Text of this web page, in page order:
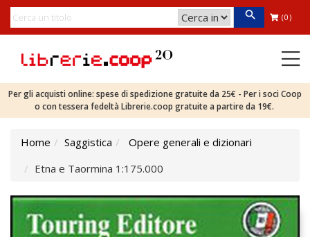
(0)
Per gli acquisti online: spese di spedizione gratuite da 25€ - Per i soci Coop
o con tessera fedeltà Librerie.coop gratuite a partire da 19€.
Home Saggistica
Opere generali e dizionari
Etna e Taormina 1:175.000